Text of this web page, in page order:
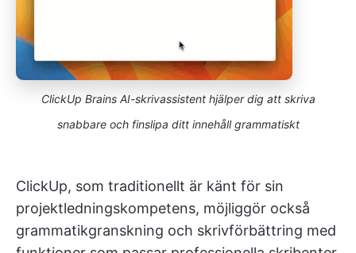
ClickUp Brains AI-skrivassistent hjälper dig att skriva
snabbare och finslipa ditt innehåll grammatiskt
ClickUp, som traditionellt är känt för sin
projektledningskompetens, möjliggör också
grammatikgranskning och skrivförbättring med